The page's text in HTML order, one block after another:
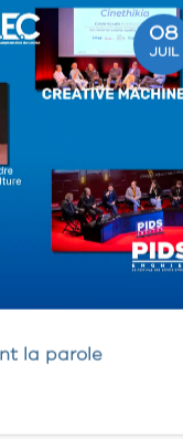
08
JUIL
la parole